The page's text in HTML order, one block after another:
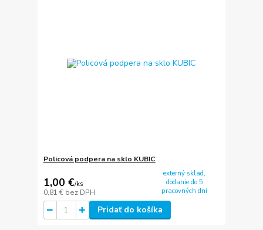
Policová podpera na sklo KUBIC
1,00 €/ks
0,81 € bez DPH
externý sklad,
dodanie do 5
pracovných dní
Pridať do košíka